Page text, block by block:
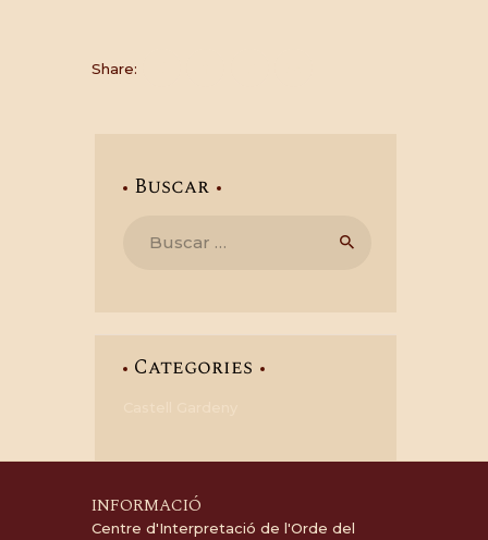
Share:
Buscar
Categories
INFORMACIÓ
Centre d'Interpretació de l'Orde del